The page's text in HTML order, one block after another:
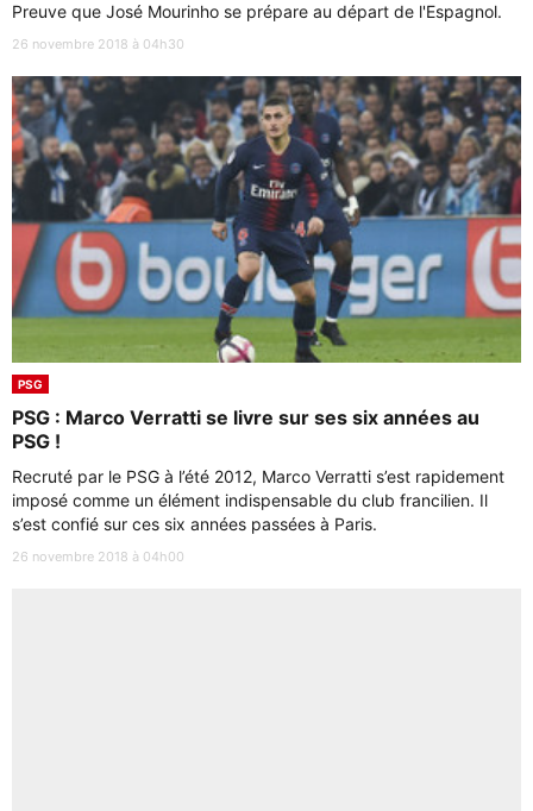
Preuve que José Mourinho se prépare au départ de l'Espagnol.
26 novembre 2018 à 04h30
PSG
PSG : Marco Verratti se livre sur ses six années au
PSG !
Recruté par le PSG à l’été 2012, Marco Verratti s’est rapidement
imposé comme un élément indispensable du club francilien. Il
s’est confié sur ces six années passées à Paris.
26 novembre 2018 à 04h00